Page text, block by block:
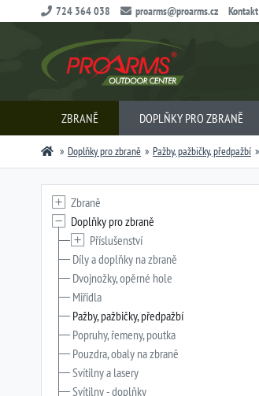
724 364 038 proarms@proarms.cz Kontakt
ZBRANĚ DOPLŇKY PRO ZBRANĚ
Doplňky pro zbraně Pažby, pažbičky, předpažbí
Zbraně
Doplňky pro zbraně
Příslušenství
Díly a doplňky na zbraně
Dvojnožky, opěrné hole
Miřidla
Pažby, pažbičky, předpažbí
Popruhy, řemeny, poutka
Pouzdra, obaly na zbraně
Svítilny a lasery
Svítilny - doplňky